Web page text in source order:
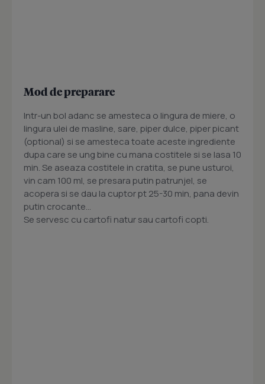
Mod de preparare
Intr-un bol adanc se amesteca o lingura de miere, o
lingura ulei de masline, sare, piper dulce, piper picant
(optional) si se amesteca toate aceste ingrediente
dupa care se ung bine cu mana costitele si se lasa 10
min. Se aseaza costitele in cratita, se pune usturoi,
vin cam 100 ml, se presara putin patrunjel, se
acopera si se dau la cuptor pt 25-30 min, pana devin
putin crocante...
Se servesc cu cartofi natur sau cartofi copti.